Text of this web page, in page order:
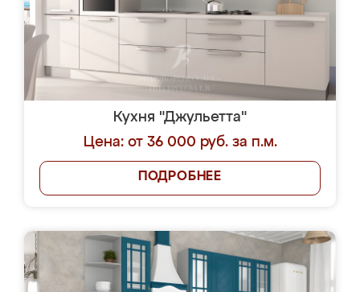
Кухня "Джульетта"
Цена: от 36 000 руб. за п.м.
ПОДРОБНЕЕ